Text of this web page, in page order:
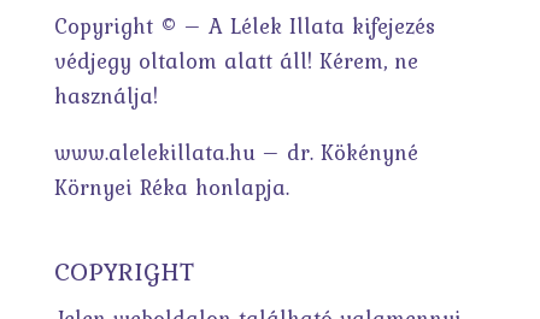
Copyright © – A Lélek Illata kifejezés
védjegy oltalom alatt áll! Kérem, ne
használja!
www.alelekillata.hu – dr. Kökényné
Környei Réka honlapja.
COPYRIGHT